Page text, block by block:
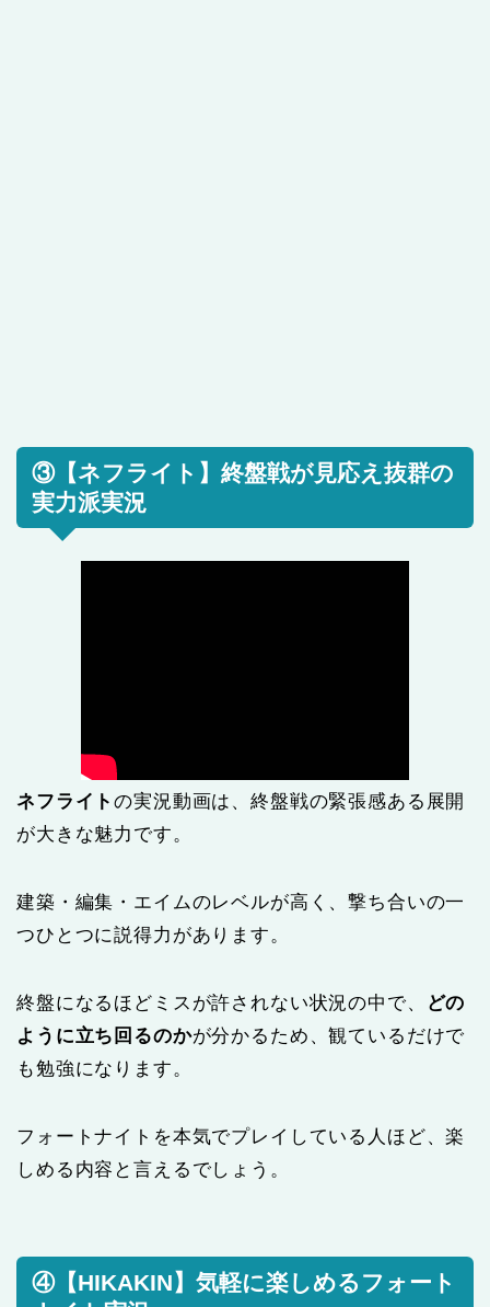
③【ネフライト】終盤戦が見応え抜群の
実力派実況
ネフライトの実況動画は、終盤戦の緊張感ある展開
が大きな魅力です。
建築・編集・エイムのレベルが高く、撃ち合いの一
つひとつに説得力があります。
終盤になるほどミスが許されない状況の中で、
どの
ように立ち回るのかが分かるため、観ているだけで
も勉強になります。
フォートナイトを本気でプレイしている人ほど、楽
しめる内容と言えるでしょう。
④【HIKAKIN】気軽に楽しめるフォート